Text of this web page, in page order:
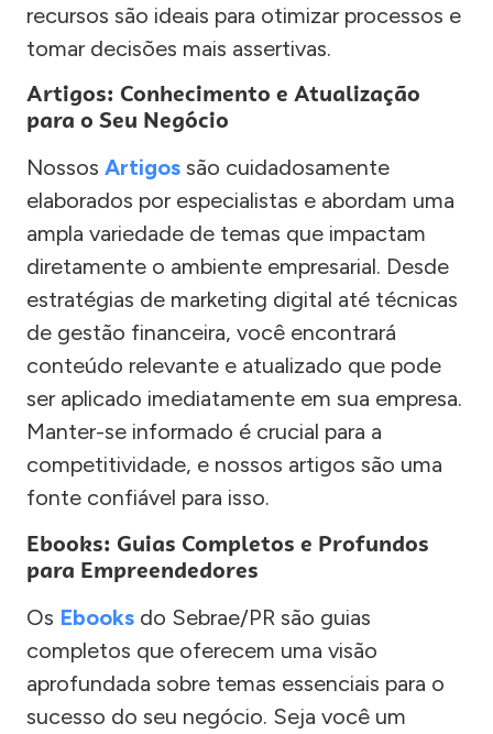
recursos são ideais para otimizar processos e
tomar decisões mais assertivas.
Artigos: Conhecimento e Atualização
para o Seu Negócio
Nossos Artigos são cuidadosamente
elaborados por especialistas e abordam uma
ampla variedade de temas que impactam
diretamente o ambiente empresarial. Desde
estratégias de marketing digital até técnicas
de gestão financeira, você encontrará
conteúdo relevante e atualizado que pode
ser aplicado imediatamente em sua empresa.
Manter-se informado é crucial para a
competitividade, e nossos artigos são uma
fonte confiável para isso.
Ebooks: Guias Completos e Profundos
para Empreendedores
Os Ebooks do Sebrae/PR são guias
completos que oferecem uma visão
aprofundada sobre temas essenciais para o
sucesso do seu negócio. Seja você um